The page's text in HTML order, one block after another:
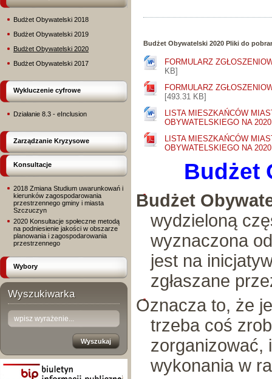
Budżet Obywatelski 2018
Budżet Obywatelski 2019
Budżet Obywatelski 2020
Budżet Obywatelski 2017
Wykluczenie cyfrowe
Działanie 8.3 - eInclusion
Zarządzanie Kryzysowe
Konsultacje
2018 Zmiana Studium uwarunkowań i
kierunków zagospodarowania
przestrzennego gminy i miasta
Szczuczyn
2020 Konsultacje społeczne metodą
na podniesienie jakości w obszarze
planowania i zagospodarowania
przestrzennego
Wybory
Wyszukiwarka
Budżet Obywatelski 2020 Pliki do
FORMULARZ
KB]
FORMULARZ
[493.31 KB]
LISTA MIESZKAŃCÓW
OBYWATELSKIEGO NA
LISTA MIESZKAŃCÓW
OBYWATELSKIEGO NA
Budżet
Budżet
wydzieloną
wyznaczona
jest na
zgłaszane
Oznacza to, że
trzeba coś
zorganizować,
wykonania w